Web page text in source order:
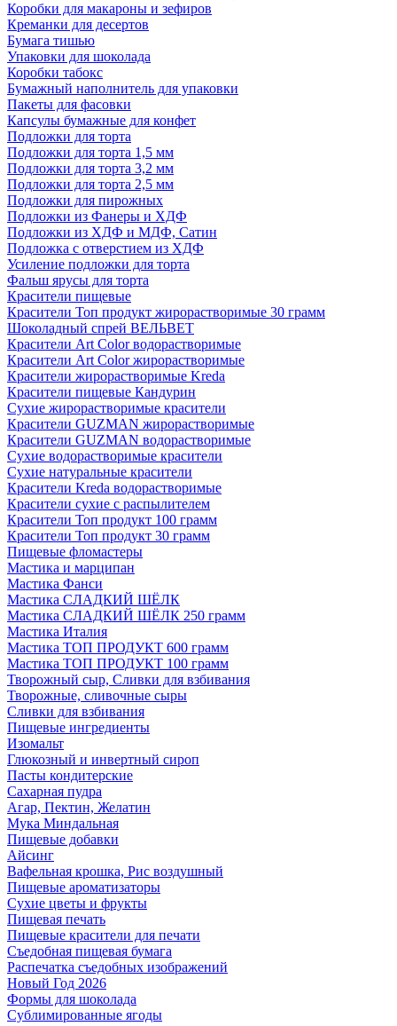
Коробки для макароны и зефиров
Креманки для десертов
Бумага тишью
Упаковки для шоколада
Коробки табокс
Бумажный наполнитель для упаковки
Пакеты для фасовки
Капсулы бумажные для конфет
Подложки для торта
Подложки для торта 1,5 мм
Подложки для торта 3,2 мм
Подложки для торта 2,5 мм
Подложки для пирожных
Подложки из Фанеры и ХДФ
Подложки из ХДФ и МДФ, Сатин
Подложка с отверстием из ХДФ
Усиление подложки для торта
Фальш ярусы для торта
Красители пищевые
Красители Топ продукт жирорастворимые 30 грамм
Шоколадный спрей ВЕЛЬВЕТ
Красители Art Color водорастворимые
Красители Art Color жирорастворимые
Красители жирорастворимые Kreda
Красители пищевые Кандурин
Сухие жирорастворимые красители
Красители GUZMAN жирорастворимые
Красители GUZMAN водорастворимые
Сухие водорастворимые красители
Сухие натуральные красители
Красители Kreda водорастворимые
Красители сухие с распылителем
Красители Топ продукт 100 грамм
Красители Топ продукт 30 грамм
Пищевые фломастеры
Мастика и марципан
Мастика Фанси
Мастика СЛАДКИЙ ШЁЛК
Мастика СЛАДКИЙ ШЁЛК 250 грамм
Мастика Италия
Мастика ТОП ПРОДУКТ 600 грамм
Мастика ТОП ПРОДУКТ 100 грамм
Творожный сыр, Сливки для взбивания
Творожные, сливочные сыры
Сливки для взбивания
Пищевые ингредиенты
Изомальт
Глюкозный и инвертный сироп
Пасты кондитерские
Сахарная пудра
Агар, Пектин, Желатин
Мука Миндальная
Пищевые добавки
Айсинг
Вафельная крошка, Рис воздушный
Пищевые ароматизаторы
Сухие цветы и фрукты
Пищевая печать
Пищевые красители для печати
Съедобная пищевая бумага
Распечатка съедобных изображений
Новый Год 2026
Формы для шоколада
Сублимированные ягоды